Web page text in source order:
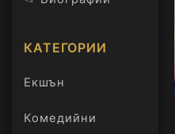
КАТЕГОРИИ
Екшън
Комедийни